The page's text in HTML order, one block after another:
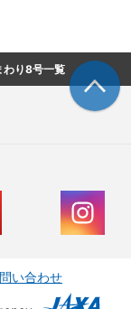
わり8号一覧
い合わせ